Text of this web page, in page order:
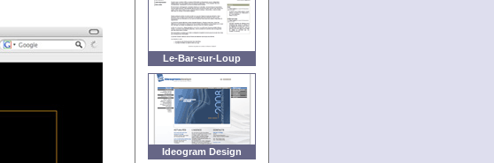
Le-Bar-sur-Loup
Ideogram Design